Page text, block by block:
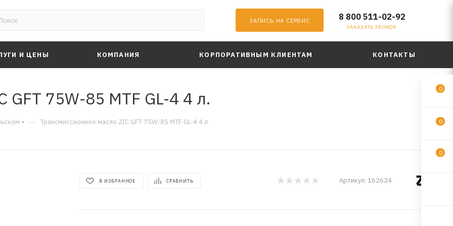
ЗАПИСЬ НА СЕРВИС 8 800 511-02-92
ЗАКАЗАТЬ ЗВОНОК
И ЦЕНЫ КОМПАНИЯ КОРПОРАТИВНЫМ КЛИЕНТАМ КОНТАКТЫ
75W-85 MTF GL-4 4 л.
— Трансмиссионное масло ZIC GFT 75W-85 MTF GL-4 4 л.
В ИЗБРАННОЕ СРАВНИТЬ Артикул: 162624
0
0
0